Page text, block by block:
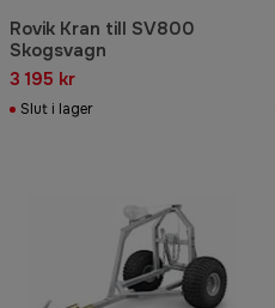
Rovik Kran till SV800
Skogsvagn
3 195 kr
Slut i lager